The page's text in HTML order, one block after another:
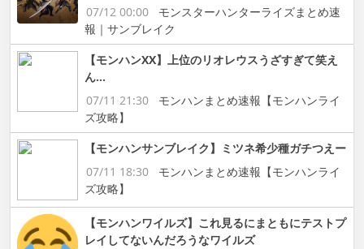
07/12 00:00
モンスターハンターライズまとめ速
報｜サンブレイク
【モンハンXX】上位のリオレウスうざすぎて笑え
ん…
07/11 21:30
モンハンまとめ速報【モンハンライ
ズ攻略】
【モンハンサンブレイク】ミツネ希少種ガチつえー
07/11 18:30
モンハンまとめ速報【モンハンライ
ズ攻略】
【モンハンワイルズ】これ見るにまともにテストプ
レイしてないんだろうなワイルズ